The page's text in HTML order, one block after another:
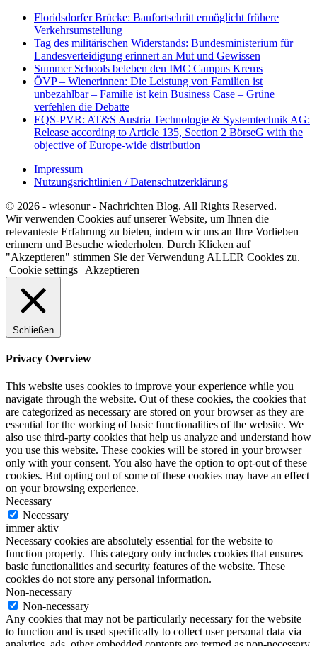
Floridsdorfer Brücke: Baufortschritt ermöglicht frühere
Verkehrsumstellung
Tag des militärischen Widerstands: Bundesministerium für
Landesverteidigung erinnert an Mut und Gewissen
Summer Schools beleben den IMC Campus Krems
ÖVP – Wienerinnen: Die Leistung von Familien ist
unbezahlbar – Familie ist kein Business Case – Grüne
verfehlen die Debatte
EQS-PVR: AT&S Austria Technologie & Systemtechnik AG:
Release according to Article 135, Section 2 BörseG with the
objective of Europe-wide distribution
Impressum
Nutzungsrichtlinien / Datenschutzerklärung
© 2026 - wiesonur - Nachrichten Blog. All Rights Reserved.
Wir verwenden Cookies auf unserer Website, um Ihnen die
relevanteste Erfahrung zu bieten, indem wir uns an Ihre Vorlieben
erinnern und Besuche wiederholen. Durch Klicken auf
"Akzeptieren" stimmen Sie der Verwendung ALLER Cookies zu.
Cookie settings
Akzeptieren
Schließen
Privacy Overview
This website uses cookies to improve your experience while you
navigate through the website. Out of these cookies, the cookies that
are categorized as necessary are stored on your browser as they are
essential for the working of basic functionalities of the website. We
also use third-party cookies that help us analyze and understand how
you use this website. These cookies will be stored in your browser
only with your consent. You also have the option to opt-out of these
cookies. But opting out of some of these cookies may have an effect
on your browsing experience.
Necessary
Necessary
immer aktiv
Necessary cookies are absolutely essential for the website to
function properly. This category only includes cookies that ensures
basic functionalities and security features of the website. These
cookies do not store any personal information.
Non-necessary
Non-necessary
Any cookies that may not be particularly necessary for the website
to function and is used specifically to collect user personal data via